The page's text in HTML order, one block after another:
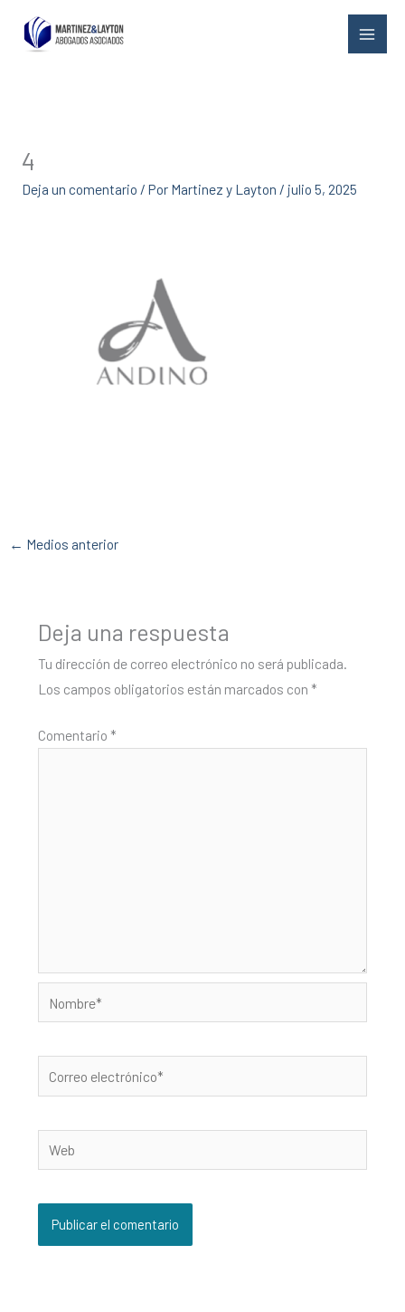
4
Deja un comentario / Por Martinez y Layton / julio 5, 2025
← Medios anterior
Deja una respuesta
Tu dirección de correo electrónico no será publicada.
Los campos obligatorios están marcados con *
Comentario *
electrónico*